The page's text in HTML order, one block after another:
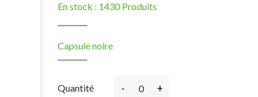
En stock : 1430 Produits
Capsule noire
Quantité - +